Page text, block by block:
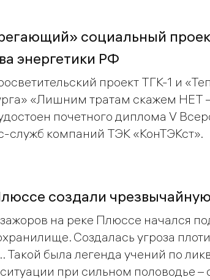
социальный
энергетики РФ
проект ТГК-1 и
«Лишним тратам скажем НЕТ
почетного диплома V
служб компаний ТЭК «КонТЭКст».
создали
на реке Плюссе начался
Создалась угроза
Такой была легенда учений по
при сильном половодье –